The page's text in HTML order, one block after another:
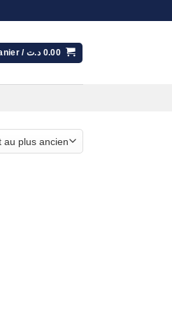
/ 0.00 د.ت